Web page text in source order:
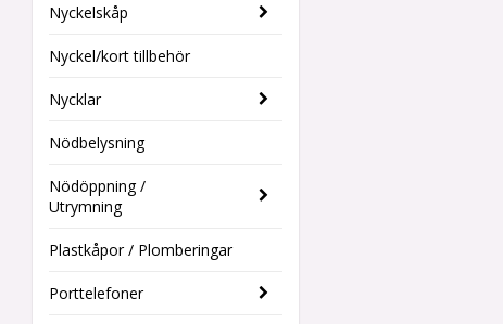
Nyckelskåp
Nyckel/kort tillbehör
Nycklar
Nödbelysning
Nödöppning /
Utrymning
Plastkåpor / Plomberingar
Porttelefoner